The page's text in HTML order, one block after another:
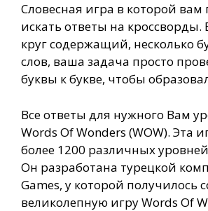
Словесная игра в которой вам
искать ответы на кроссворды.
круг содержащий, несколько
слов, ваша задача просто
буквы к букве, чтобы
Все ответы для нужного Вам
Words Of Wonders (WOW). Эта
более 1200 различных
Он разработана турецкой
Games, у которой получилось
великолепную игру Words Of